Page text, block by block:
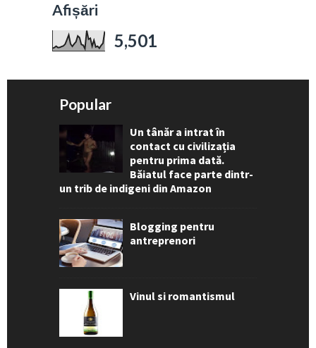
Afișări
5,501
Popular
Un tânăr a intrat în
contact cu civilizația
pentru prima dată.
Băiatul face parte dintr-
un trib de indigeni din Amazon
Blogging pentru
antreprenori
Vinul si romantismul